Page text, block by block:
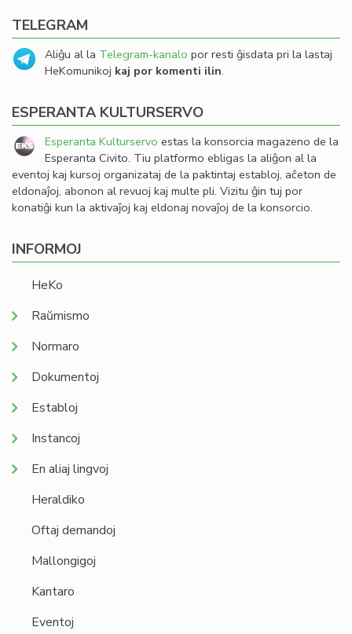
TELEGRAM
Aliĝu al la Telegram-kanalo por resti ĝisdata pri la lastaj
HeKomunikoj kaj por komenti ilin.
ESPERANTA KULTURSERVO
Esperanta Kulturservo estas la konsorcia magazeno de la
Esperanta Civito. Tiu platformo ebligas la aliĝon al la
eventoj kaj kursoj organizataj de la paktintaj establoj, aĉeton de
eldonaĵoj, abonon al revuoj kaj multe pli. Vizitu ĝin tuj por
konatiĝi kun la aktivaĵoj kaj eldonaj novaĵoj de la konsorcio.
INFORMOJ
HeKo
Raŭmismo
Normaro
Dokumentoj
Establoj
Instancoj
En aliaj lingvoj
Heraldiko
Oftaj demandoj
Mallongigoj
Kantaro
Eventoj